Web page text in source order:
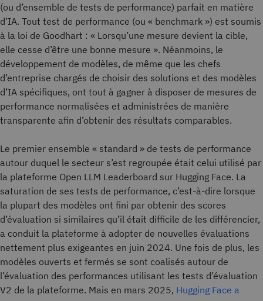
(ou d’ensemble de tests de performance) parfait en matière
d’IA. Tout test de performance (ou « benchmark ») est soumis
à la loi de Goodhart : « Lorsqu’une mesure devient la cible,
elle cesse d’être une bonne mesure ». Néanmoins, le
développement de modèles, de même que les chefs
d’entreprise chargés de choisir des solutions et des modèles
d’IA spécifiques, ont tout à gagner à disposer de mesures de
performance normalisées et administrées de manière
transparente afin d’obtenir des résultats comparables.
Le premier ensemble « standard » de tests de performance
autour duquel le secteur s’est regroupée était celui utilisé par
la plateforme Open LLM Leaderboard sur Hugging Face. La
saturation de ses tests de performance, c’est-à-dire lorsque
la plupart des modèles ont fini par obtenir des scores
d’évaluation si similaires qu’il était difficile de les différencier,
a conduit la plateforme à adopter de nouvelles évaluations
nettement plus exigeantes en juin 2024. Une fois de plus, les
modèles ouverts et fermés se sont coalisés autour de
l’évaluation des performances utilisant les tests d’évaluation
V2 de la plateforme. Mais en mars 2025, Hugging Face a